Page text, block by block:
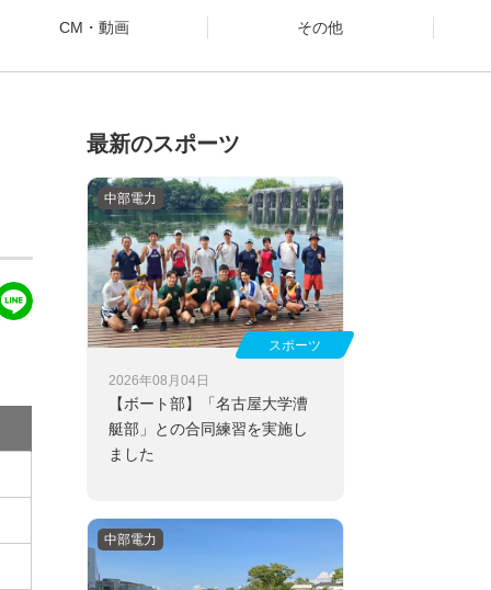
CM・動画 その他
最新のスポーツ
2026年08月04日
【ボート部】
「名古屋大学漕
艇部」との合同練習を実施し
ました
スポーツ
中部電力
中部電力